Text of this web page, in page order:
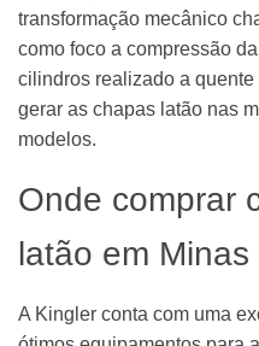
transformação mecânico
como foco a compressão
cilindros realizado a
gerar as chapas latão nas
modelos.
Onde comprar
latão em Minas
A Kingler conta com uma